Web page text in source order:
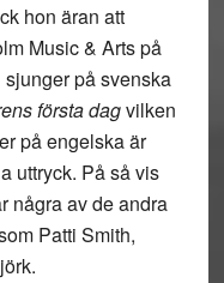
hon äran att
Music & Arts på
på svenska
första dagvilken
på engelska är
uttryck. På så vis
några av de andra
Patti Smith,